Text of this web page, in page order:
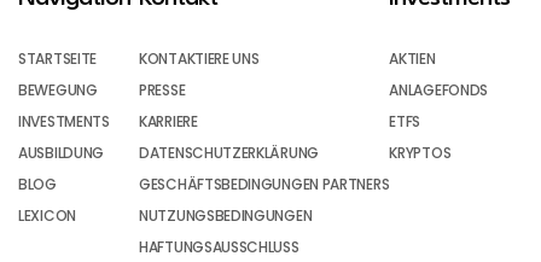
STARTSEITE
BEWEGUNG
INVESTMENTS
AUSBILDUNG
BLOG
LEXICON
KONTAKTIERE UNS
PRESSE
KARRIERE
DATENSCHUTZERKLÄRUNG
GESCHÄFTSBEDINGUNGEN PARTNERS
NUTZUNGSBEDINGUNGEN
HAFTUNGSAUSSCHLUSS
AKTIEN
ANLAGEFONDS
ETFS
KRYPTOS